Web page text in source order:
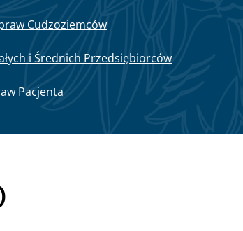
Cudzoziemców
i Średnich Przedsiębiorców
Pacjenta